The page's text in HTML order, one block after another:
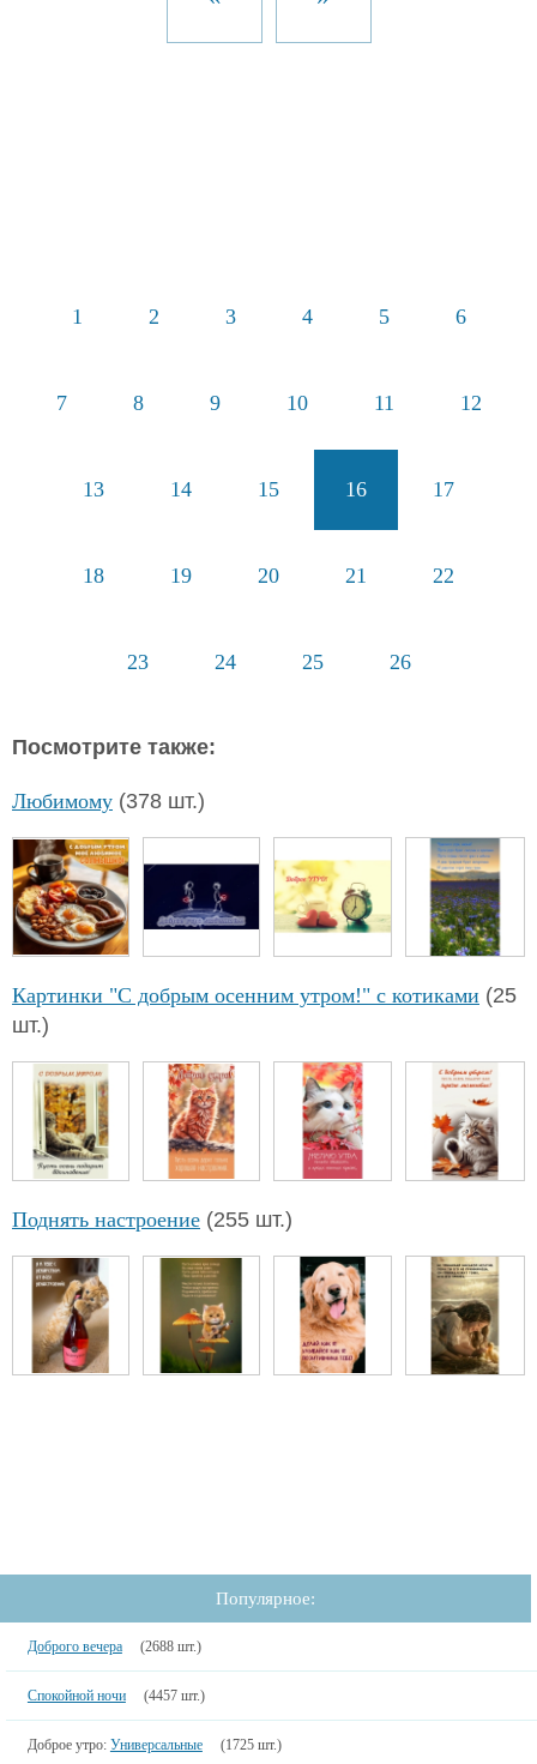
1 2 3 4 5 6
7 8 9 10 11 12
13 14 15 16 17
18 19 20 21 22
23 24 25 26
Посмотрите также:
Любимому (378 шт.)
Картинки "С добрым осенним утром!" с котиками (25
шт.)
Поднять настроение (255 шт.)
Популярное:
Доброго вечера (2688 шт.)
Спокойной ночи (4457 шт.)
Доброе утро: Универсальные (1725 шт.)